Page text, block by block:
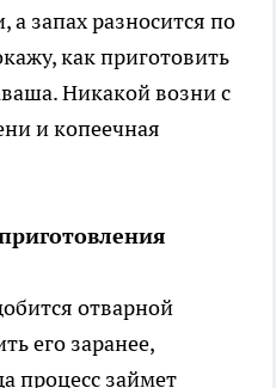
а запах разносится по
как приготовить
Никакой возни с
и копеечная
отварной
его заранее,
процесс займет